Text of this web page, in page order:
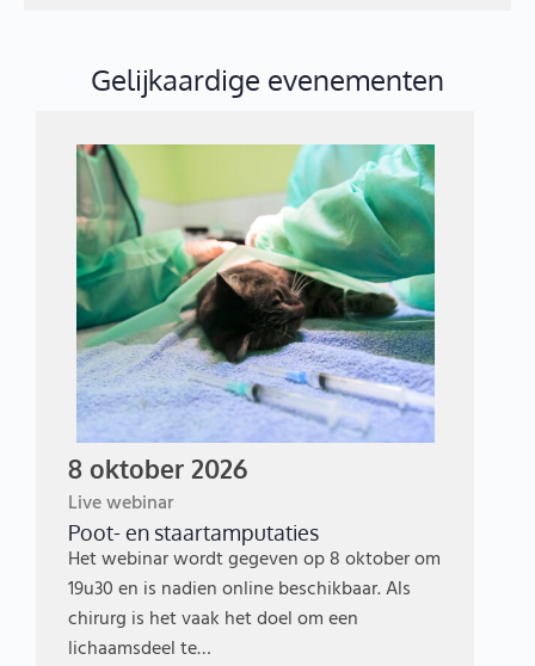
Gelijkaardige evenementen
8 oktober 2026
Live webinar
Poot- en staartamputaties
Het webinar wordt gegeven op 8 oktober om
19u30 en is nadien online beschikbaar. Als
chirurg is het vaak het doel om een
lichaamsdeel te…